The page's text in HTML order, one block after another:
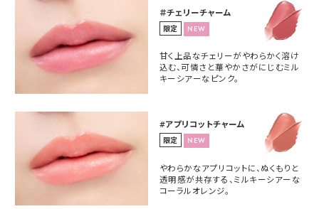
＃チェリーチャーム
限定 NEW
甘く上品なチェリーがやわらかく溶け
込む、可憐さと華やかさがにじむミル
キーシアーなピンク。
#アプリコットチャーム
限定 NEW
やわらかなアプリコットに、ぬくもりと
透明感が共存する、ミルキーシアーな
コーラルオレンジ。